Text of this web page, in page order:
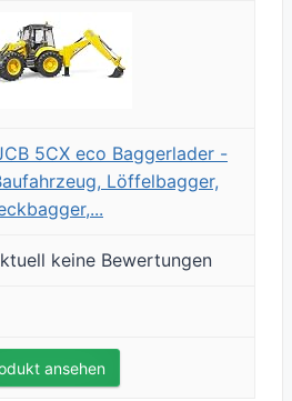
5CX eco Baggerlader -
Löffelbagger,
keine Bewertungen
ansehen